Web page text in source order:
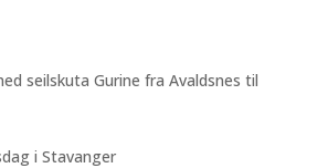
seilskuta Gurine fra Avaldsnes til
i Stavanger